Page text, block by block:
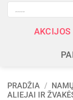
Products
search
AKCIJOS
PRADŽIA /
ALIEJAI IR